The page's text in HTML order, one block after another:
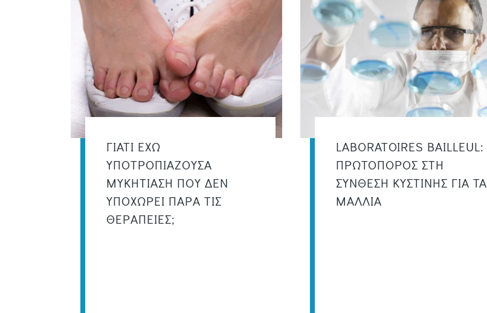
ΓΙΑΤΙ ΕΧΩ
ΥΠΟΤΡΟΠΙΑΖΟΥΣΑ
ΜΥΚΗΤΙΑΣΗ ΠΟΥ ΔΕΝ
ΥΠΟΧΩΡΕΙ ΠΑΡΑ ΤΙΣ
ΘΕΡΑΠΕΙΕΣ;
LABORATOIRES BAILLEUL:
ΠΡΩΤΟΠΟΡΟΣ ΣΤΗ
ΣΥΝΘΕΣΗ ΚΥΣΤΙΝΗΣ ΓΙΑ ΤΑ
ΜΑΛΛΙΑ